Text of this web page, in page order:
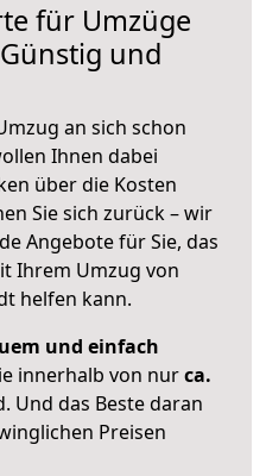
für Umzüge
Günstig und
an sich schon
Ihnen dabei
über die Kosten
Sie sich zurück – wir
Angebote für Sie, das
Ihrem Umzug von
helfen kann.
und einfach
innerhalb von nurca.
Und das Beste daran
Preisen